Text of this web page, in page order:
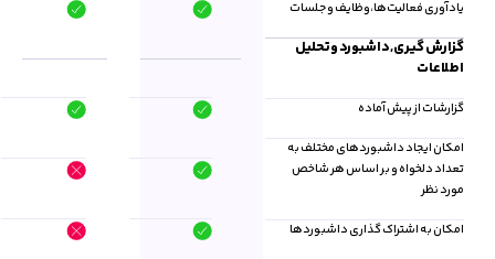
یادآوری فعالیت‌ها،وظایف و جلسات
گزارش گیری, داشبورد و تحلیل
اطلاعات
گزارشات از پیش آماده
امکان ایجاد داشبوردهای مختلف به
تعداد دلخواه و بر اساس هر شاخص
مورد نظر
امکان به اشتراک گذاری داشبوردها